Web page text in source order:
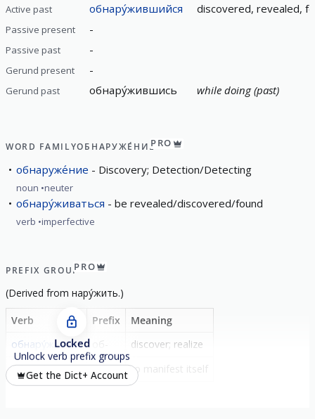
Active past обнару́жившийся discovered, revealed,
Passive present -
Passive past -
Gerund present -
Gerund past обнару́жившись while doing (past)
WORD FAMILYОБНАРУЖЕ́НИЕPRO
обнаруже́ние Discovery; Detection/Detecting
noun neuter
обнару́живаться be revealed/discovered/found
verb imperfective
PREFIX GROUPPRO
(Derived from нару́жить.)
Verb Prefix
Meaning
обнару́жить
discover; realize
обнару́житься
- to manifest itself
Locked
Unlock verb prefix groups
Get the Dict+ Account